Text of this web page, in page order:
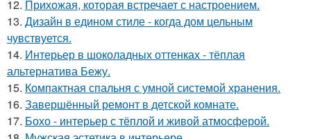
12. Прихожая, которая встречает с настроением.
13. Дизайн в едином стиле - когда дом цельным
чувствуется.
14. Интерьер в шоколадных оттенках - тёплая
альтернатива Бежу.
15. Компактная спальня с умной системой хранения.
16. Завершённый ремонт в детской комнате.
17. Бохо - интерьер с тёплой и живой атмосферой.